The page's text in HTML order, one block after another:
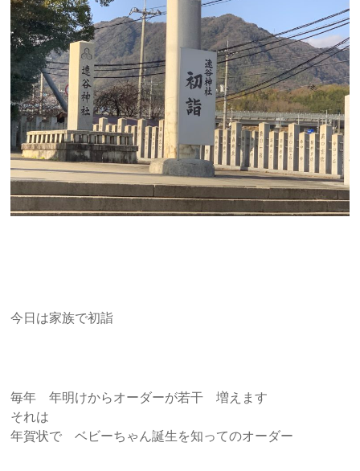
今日は家族で初詣
毎年 年明けからオーダーが若干 増えます
それは
年賀状で ベビーちゃん誕生を知ってのオーダー